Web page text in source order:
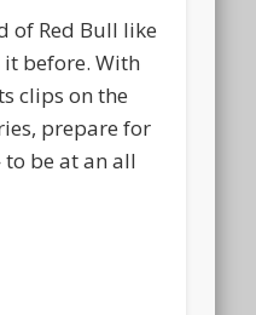
of Red Bull like
it before. With
clips on the
prepare for
to be at an all